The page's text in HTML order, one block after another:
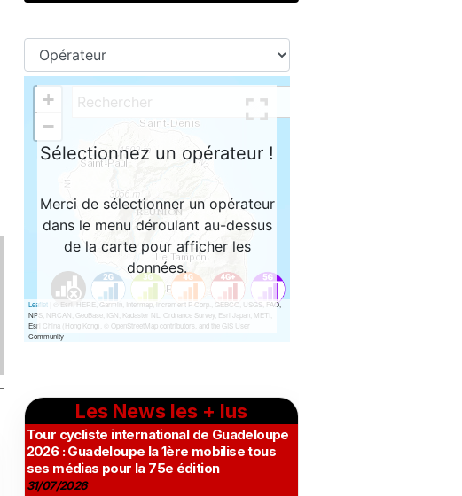
Les News les + lus
Tour cycliste international de Guadeloupe
2026 : Guadeloupe la 1ère mobilise tous
ses médias pour la 75e édition
31/07/2026